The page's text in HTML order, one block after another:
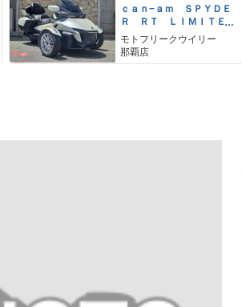
ｃａｎ−ａｍ ＳＰＹＤＥ
Ｒ ＲＴ ＬＩＭＩＴＥ
Ｄ
モトフリークウイリー
那覇店